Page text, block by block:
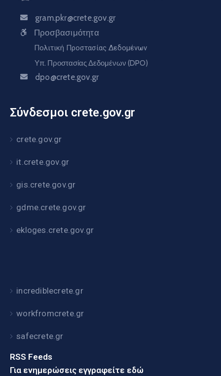
gram.pkr@crete.gov.gr
Προσβασιμότητα
Πολιτική Προστασίας Δεδομένων
Υπ. Προστασίας Δεδομένων (DPO)
dpo@crete.gov.gr
Σύνδεσμοι crete.gov.gr
crete.gov.gr
it.crete.gov.gr
gis.crete.gov.gr
gdme.crete.gov.gr
ekloges.crete.gov.gr
incrediblecrete.gr
workfromcrete.gr
safecrete.gr
RSS Feeds
Για ενημερώσεις εγγραφείτε εδώ